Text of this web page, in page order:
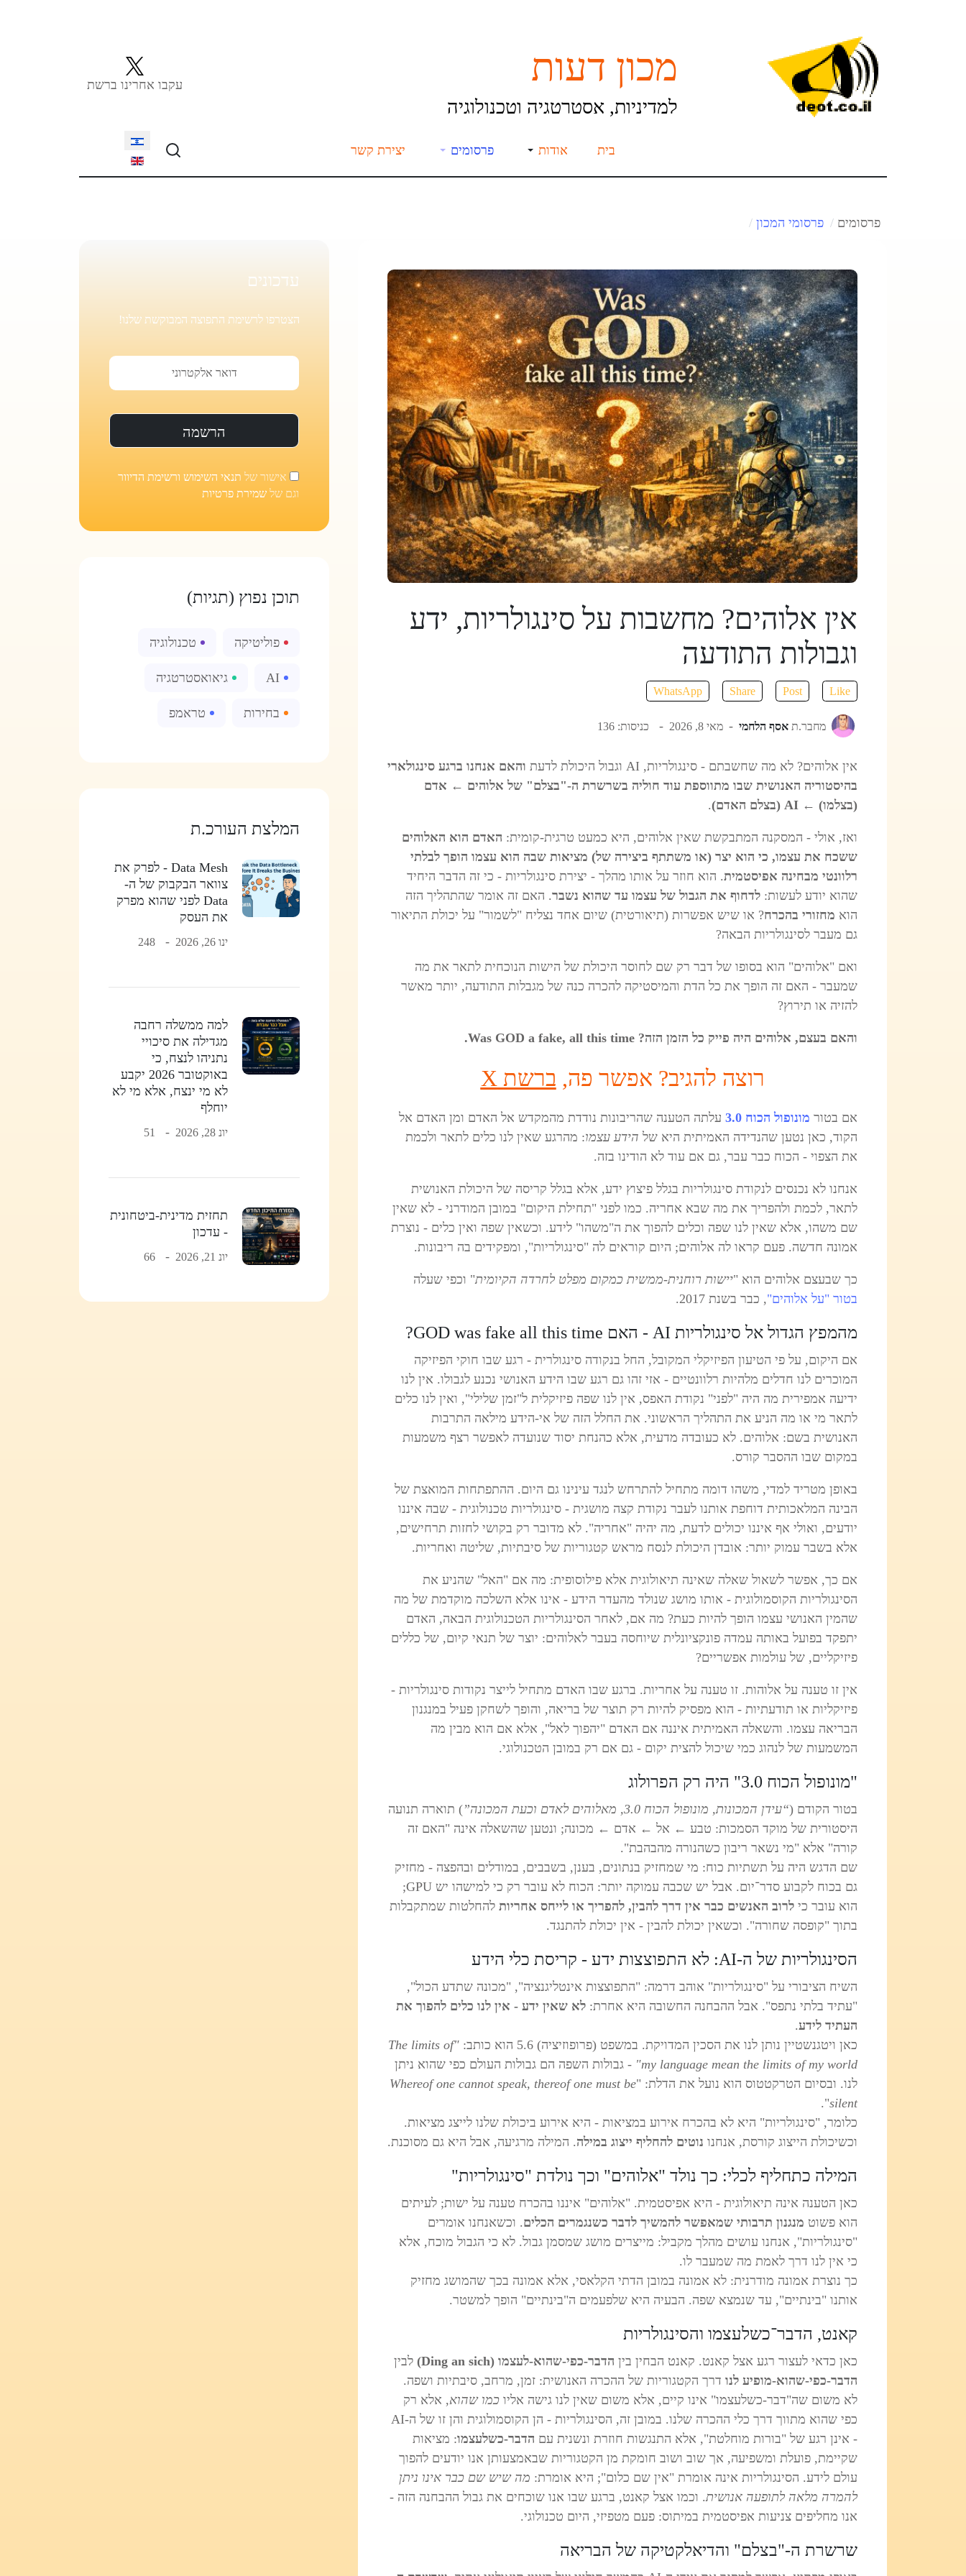
מכון דעות
למדיניות, אסטרטגיה וטכנולוגיה
עקבו אחרינו ברשת
בית אודות פרסומים יצירת קשר
Select your language
פרסומים פרסומי המכון
אין אלוהים? מחשבות על סינגולריות, ידע
וגבולות התודעה
Like
Post
Share
WhatsApp
מחבר.ת אסף הלחמי מאי 8, 2026 כניסות: 136
אין אלוהים? לא מה שחשבתם - סינגולריות, AI וגבול היכולת לדעת
והאם אנחנו ברגע סינגולארי
בהיסטוריה האנושית שבו מתווספת עוד חוליה בשרשרת ה-"בצלם" של אלוהים ← אדם
(בצלמו) ← AI (בצלם האדם)
.
ואז, אולי - המסקנה המתבקשת שאין אלוהים, היא כמעט טרגית-קומית: האדם הוא האלוהים
ששכח את עצמו, כי הוא יצר (או משתתף ביצירה של) מציאות שבה הוא עצמו הופך לבלתי
רלוונטי מבחינה אפיסטמית. הוא חוזר על אותו מהלך - יצירת סינגולריות - כי זה הדבר היחיד
שהוא יודע לעשות: לדחוף את הגבול של עצמו עד שהוא נשבר. האם זה אומר שהתהליך הזה
הוא מחזורי בהכרח? או שיש אפשרות (תיאורטית) שיום אחד נצליח "לשמור" על יכולת התיאור
גם מעבר לסינגולריות הבאה?
ואם "אלוהים" הוא בסופו של דבר רק שם לחוסר היכולת של הישות הנוכחית לתאר את מה
שמעבר - האם זה הופך את כל הדת והמיסטיקה להכרה כנה של מגבלות התודעה, יותר מאשר
להזיה או תירוץ?
והאם בעצם, אלוהים היה פייק כל הזמן הזה? Was GOD a fake, all this time.
רוצה להגיב? אפשר פה, ברשת X
אם בטור מונופול הכוח 3.0
עלתה הטענה שהריבונות נודדת מהמקדש אל האדם ומן האדם אל
הקוד, כאן נטען שהנדידה האמיתית היא של הידע עצמו: מהרגע שאין לנו כלים לתאר ולכמת
את הצפוי - הכוח כבר עבר, גם אם עוד לא הודינו בזה.
אנחנו לא נכנסים לנקודת סינגולריות בגלל פיצוץ ידע, אלא בגלל קריסה של היכולת האנושית
לתאר, לכמת ולהפריך את מה שבא אחריה. כמו לפני "תחילת היקום" במובן המודרני - לא שאין
שם משהו, אלא שאין לנו שפה וכלים להפוך את ה"משהו" לידע. ‎‎וכשאין שפה ואין כלים - נוצרת
אמונה חדשה. פעם קראו לה אלוהים; היום קוראים לה "סינגולריות", ומפקידים בה ריבונות.
כך שבעצם אלוהים הוא "יישות רוחנית-ממשית כמקום מפלט לחרדה הקיומית" וכפי שעלה
בטור "על אלוהים", כבר בשנת 2017.
מהמפץ הגדול אל סינגולריות AI - האם GOD was fake all this time?
אם היקום, על פי הטיעון הפיזיקלי המקובל, החל בנקודה סינגולרית - רגע שבו חוקי הפיזיקה
המוכרים לנו חדלים מלהיות רלוונטיים - אזי זהו גם רגע שבו הידע האנושי נכנע לגבולו. אין לנו
ידיעה אמפירית מה היה "לפני" נקודת האפס, אין לנו שפה פיזיקלית ל"זמן שלילי", ואין לנו כלים
לתאר מי או מה הניע את התהליך הראשוני. את החלל הזה של אי-הידע מילאה התרבות
האנושית בשם: אלוהים. לא כעובדה מדעית, אלא כהנחת יסוד שנועדה לאפשר רצף משמעות
במקום שבו ההסבר קורס.
באופן מטריד למדי, משהו דומה מתחיל להתרחש לנגד עינינו גם היום. ההתפתחות המואצת של
הבינה המלאכותית דוחפת אותנו לעבר נקודת קצה מושגית - סינגולריות טכנולוגית - שבה איננו
יודעים, ואולי אף איננו יכולים לדעת, מה יהיה "אחריה". לא מדובר רק בקושי לחזות תרחישים,
אלא בשבר עמוק יותר: אובדן היכולת לנסח מראש קטגוריות של סיבתיות, שליטה ואחריות.
אם כך, אפשר לשאול שאלה שאינה תיאולוגית אלא פילוסופית: מה אם "האל" שהניע את
הסינגולריות הקוסמולוגית - אותו מושג שנולד מהעדר הידע - אינו אלא השלכה מוקדמת של מה
שהמין האנושי עצמו הופך להיות כעת? מה אם, לאחר הסינגולריות הטכנולוגית הבאה, האדם
יתפקד בפועל באותה עמדה פונקציונלית שיוחסה בעבר לאלוהים: יוצר של תנאי קיום, של כללים
פיזיקליים, של עולמות אפשריים?
אין זו טענה על אלוהות. זו טענה על אחריות. ברגע שבו האדם מתחיל לייצר נקודות סינגולריות -
פיזיקליות או תודעתיות - הוא מפסיק להיות רק תוצר של בריאה, והופך לשחקן פעיל במנגנון
הבריאה עצמו. והשאלה האמיתית איננה אם האדם "יהפוך לאל", אלא אם הוא מבין מה
המשמעות של לנהוג כמי שיכול להצית יקום - גם אם רק במובן הטכנולוגי.
"מונופול הכוח 3.0" היה רק הפרולוג
בטור הקודם (“עידן המכונות, מונופול הכוח 3.0, מאלוהים לאדם וכעת המכונה”
) תוארה תנועה
היסטורית של מוקד הסמכות: טבע ← אל ← אדם ← מכונה; ונטען שהשאלה אינה "האם זה
קורה" אלא "מי נשאר ריבון כשהנורה מהבהבת".
שם הדגש היה על תשתיות כוח: מי שמחזיק בנתונים, בענן, בשבבים, במודלים ובהפצה - מחזיק
גם בכוח לקבוע סדר־יום. אבל יש שכבה עמוקה יותר: הכוח לא עובר רק כי למישהו יש GPU;
הוא עובר כי לרוב האנשים כבר אין דרך להבין, להפריך או לייחס אחריותלהחלטות שמתקבלות
בתוך "קופסה שחורה". וכשאין יכולת להבין - אין יכולת להתנגד.
הסינגולריות של ה‑AI: לא התפוצצות ידע - קריסת כלי הידע
השיח הציבורי על "סינגולריות" אוהב דרמה: "התפוצצות אינטליגנציה", "מכונה שתדע הכול",
"עתיד בלתי נתפס". אבל ההבחנה החשובה היא אחרת: לא שאין ידע - אין לנו כלים להפוך את
העתיד לידע. ‎‎
כאן ויטגנשטיין נותן לנו את הסכין המדויקת. במשפט (פרופוזיציה) 5.6 הוא כותב:
"The limits of
my language mean the limits of my world"
- גבולות השפה הם גבולות העולם כפי שהוא ניתן
לנו. ‎ובסיום הטרקטטוס הוא נועל את הדלת: "
Whereof one cannot speak, thereof one must be
silent‎".
כלומר, "סינגולריות" היא לא בהכרח אירוע במציאות - היא אירוע ביכולת שלנו לייצג מציאות.
וכשיכולת הייצוג קורסת, אנחנו נוטים להחליף ייצוג במילה. המילה מרגיעה, אבל היא גם מסוכנת.
המילה כתחליף לכלי: כך נולד "אלוהים" וכך נולדת "סינגולריות"
כאן הטענה אינה תיאולוגית - היא אפיסטמית. "אלוהים" איננו בהכרח טענה על ישות; לעיתים
הוא פשוט מנגנון תרבותי שמאפשר להמשיך לדבר כשנגמרים הכלים . ‎‎וכשאנחנו אומרים
"סינגולריות", אנחנו עושים מהלך מקביל: מייצרים מושג שמסמן גבול. לא כי הגבול מוכח, אלא
כי אין לנו דרך לאמת מה שמעבר לו. ‎‎
כך נוצרת אמונה מודרנית: לא אמונה במובן הדתי הקלאסי, אלא אמונה בכך שהמושג מחזיק
אותנו "בינתיים", עד שנמצא שפה. הבעיה היא שלפעמים ה"בינתיים" הופך למשטר.
קאנט, הדבר־כשלעצמו והסינגולריות
כאן כדאי לעצור רגע אצל קאנט. קאנט הבחין בין הדבר-כפי-שהוא-לעצמו (Ding an sich)
לבין
הדבר-כפי-שהוא-מופיע לנודרך הקטגוריות של ההכרה האנושית: זמן, מרחב, סיבתיות ושפה.
לא משום שה"דבר-כשלעצמו" אינו קיים, אלא משום שאין לנו גישה אליו כמו שהוא, אלא רק
כפי שהוא מתווך דרך כלי ההכרה שלנו. במובן זה, הסינגולריות - הן הקוסמולוגית והן זו של ה‑AI
- אינן רגע של "בורות מוחלטת", אלא התנגשות חוזרת ונשנית עם הדבר-כשלעצמו: מציאות
שקיימת, פועלת ומשפיעה, אך שוב ושוב חומקת מן הקטגוריות שבאמצעותן אנו יודעים להפוך
עולם לידע. הסינגולריות אינה אומרת "אין שם כלום"; היא אומרת: מה שיש שם כבר אינו ניתן
להמרה מלאה לתופעה אנושית. וכמו אצל קאנט, ברגע שבו אנו שוכחים את גבול ההבחנה הזה -
אנו מחליפים צניעות אפיסטמית במיתוס: פעם מטפיזי, היום טכנולוגי.
שרשרת ה-"בצלם" והדיאלקטיקה של הבריאה
עדכונים
הצטרפו לרשימת התפוצה המבוקשת שלנו!
אישור של תנאי השימוש ורשימת הדיוור
וגם של שמירת פרטיות
תוכן נפוץ (תגיות)
פוליטיקה טכנולוגיה
AI גיאואסטרטגיה
בחירות טראמפ
המלצת העורכ.ת
Data Mesh - לפרק את
צוואר הבקבוק של ה-
Data לפני שהוא מפרק
את העסק
ינו 26, 2026 248
למה ממשלה רחבה
מגדילה את סיכויי
נתניהו לנצח, כי
באוקטובר 2026 יקבע
לא מי ינצח, אלא מי לא
יוחלף
יונ 28, 2026 51
תחזית מדינית-ביטחונית
- עדכון
יונ 21, 2026 66